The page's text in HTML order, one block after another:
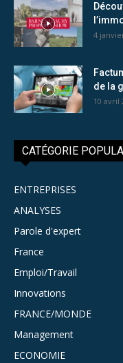
4
de la
10 avril
CATÉGORIE
ENTREPRISES
ANALYSES
Parole d'expert
France
Emploi/Travail
Innovations
FRANCE/MONDE
Management
ECONOMIE